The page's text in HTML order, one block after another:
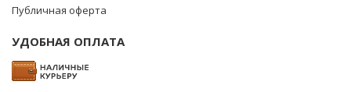
Публичная оферта
УДОБНАЯ ОПЛАТА